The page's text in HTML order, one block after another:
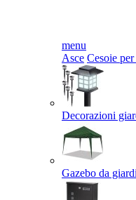
menu
Asce Cesoie
Decorazioni
Gazebo da